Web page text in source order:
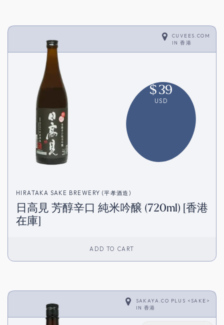
CUVEES.COM
IN香港
$39
USD
HIRATAKA SAKE BREWERY (平孝酒造)
日高見 芳醇辛口 純米吟醸 (720ml) [香港
在庫]
ADD TO CART
SAKAYA.CO PLUS <SAKE>
IN 香港